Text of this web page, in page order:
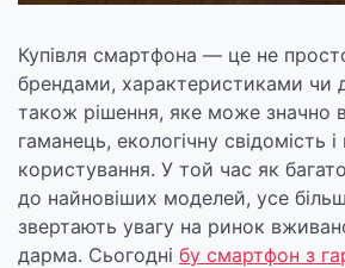
Купівля смартфона — це не
брендами, характеристиками чи
також рішення, яке може значно
гаманець, екологічну свідомість
користування. У той час як
до найновіших моделей, усе
звертають увагу на ринок
дарма. Сьогодні бу смартфон з